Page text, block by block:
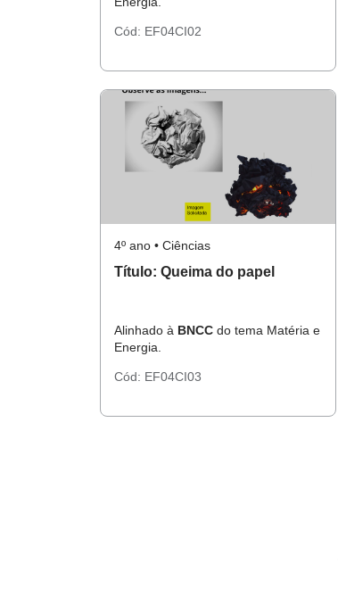
Cód: EF04CI02
4º ano • Ciências
Título: Queima do papel
Alinhado à BNCC do tema Matéria e
Energia.
Cód: EF04CI03